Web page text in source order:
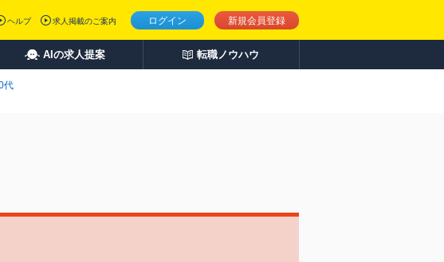
ログイン 新規会員登録
ヘルプ 求人掲載のご案内
AIの求人提案 転職ノウハウ
代